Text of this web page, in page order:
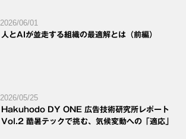
2026/06/01
人とAIが並走する組織の最適解とは（前編）
2026/05/25
Hakuhodo DY ONE 広告技術研究所レポート
Vol.2 酷暑テックで挑む、気候変動への「適応」